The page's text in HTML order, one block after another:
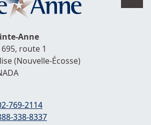
en
Anne
route 1
(Nouvelle-Écosse)
769-2114
338-8337